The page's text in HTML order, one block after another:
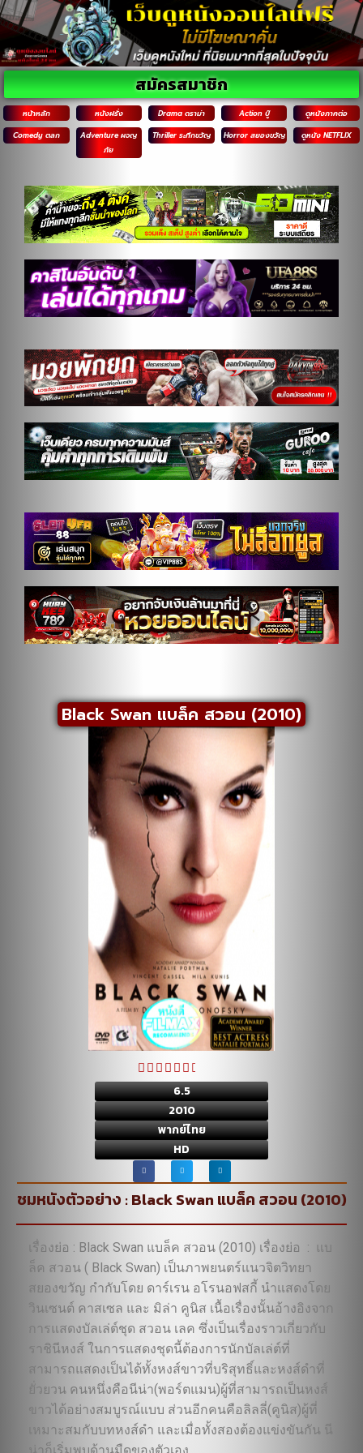
หน้าหลัก หนังฝรั่ง Drama ดราม่า Action บู๊
ดูหนังภาคต่อ
Comedy ตลก
Adventure ผจญ
ภัย
Thriller ระทึกขวัญ Horror สยองขวัญ ดูหนัง NETFLIX
สมัครสมาชิก
Black Swan แบล็ค สวอน (2010)
6.5
2010
พากย์ไทย
HD
ชมหนังตัวอย่าง : Black Swan แบล็ค สวอน (2010)
เรื่องย่อ : Black Swan แบล็ค สวอน (2010) เรื่องย่อ : แบ
ล็ค สวอน ( Black Swan) เป็นภาพยนตร์แนวจิตวิทยา
สยองขวัญ กำกับโดย ดาร์เรน อโรนอฟสกี้ นำแสดงโดย
วินเซนต์ คาสเซล และ มิล่า คูนิส เนื้อเรื่องนั้นอ้างอิงจาก
การแสดงบัลเล่ต์ชุด สวอน เลค ซึ่งเป็นเรื่องราวเกี่ยวกับ
ราชินีหงส์ ในการแสดงชุดนี้ต้องการนักบัลเล่ต์ที่
สามารถแสดงเป็นได้ทั้งหงส์ขาวที่บริสุทธิ์และหงส์ดำที่
ยั่วยวน คนหนึ่งคือนีน่า(พอร์ตแมน)ผู้ที่สามารถเป็นหงส์
ขาวได้อย่างสมบูรณ์แบบ ส่วนอีกคนคือลิลลี่(คูนิส)ผู้ที่
เหมาะสมกับบทหงส์ดำ และเมื่อทั้งสองต้องแข่งขันกัน นี
น่าก็เริ่มพบด้านมืดของตัวเอง